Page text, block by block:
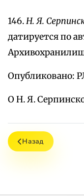
146.Н. Я.
датируется по
Опубликовано:
О Н. Я.
Назад